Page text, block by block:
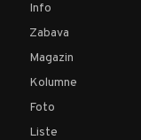
Info
Zabava
Magazin
Kolumne
Foto
Liste